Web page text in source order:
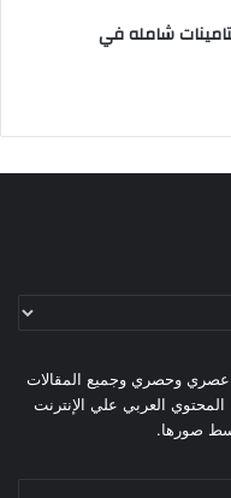
شامله​ في
عصري وحصري وجميع المقالات
المحتوي العربي علي الإنترنت
صورها.